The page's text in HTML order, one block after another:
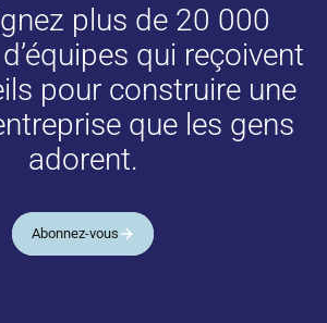
plus de 20 000
qui reçoivent
pour construire une
que les gens
adorent.
Abonnez-vous